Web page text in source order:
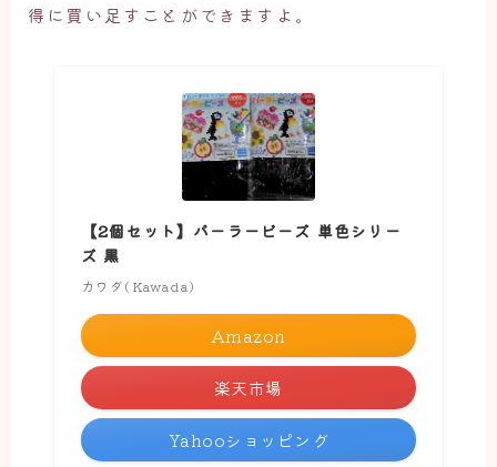
得に買い足すことができますよ。
【2個セット】パーラービーズ 単色シリー
ズ 黒
カワダ(Kawada)
Amazon
楽天市場
Yahooショッピング